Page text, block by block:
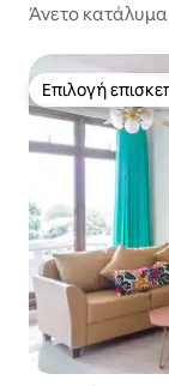
Depok, Sleman
Άνετο
Επιλογή
Επιλογή